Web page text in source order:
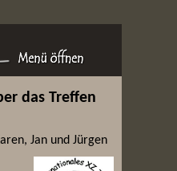
das Treffen
Jan und Jürgen